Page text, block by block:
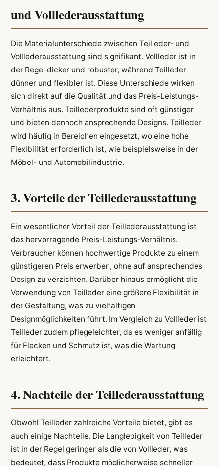
und Volllederausstattung
Die Materialunterschiede zwischen Teilleder- und
Volllederausstattung sind signifikant. Vollleder ist in
der Regel dicker und robuster, während Teilleder
dünner und flexibler ist. Diese Unterschiede wirken
sich direkt auf die Qualität und das Preis-Leistungs-
Verhältnis aus. Teillederprodukte sind oft günstiger
und bieten dennoch ansprechende Designs. Teilleder
wird häufig in Bereichen eingesetzt, wo eine hohe
Flexibilität erforderlich ist, wie beispielsweise in der
Möbel- und Automobilindustrie.
3. Vorteile der Teillederausstattung
Ein wesentlicher Vorteil der Teillederausstattung ist
das hervorragende Preis-Leistungs-Verhältnis.
Verbraucher können hochwertige Produkte zu einem
günstigeren Preis erwerben, ohne auf ansprechendes
Design zu verzichten. Darüber hinaus ermöglicht die
Verwendung von Teilleder eine größere Flexibilität in
der Gestaltung, was zu vielfältigen
Designmöglichkeiten führt. Im Vergleich zu Vollleder ist
Teilleder zudem pflegeleichter, da es weniger anfällig
für Flecken und Schmutz ist, was die Wartung
erleichtert.
4. Nachteile der Teillederausstattung
Obwohl Teilleder zahlreiche Vorteile bietet, gibt es
auch einige Nachteile. Die Langlebigkeit von Teilleder
ist in der Regel geringer als die von Vollleder, was
bedeutet, dass Produkte möglicherweise schneller